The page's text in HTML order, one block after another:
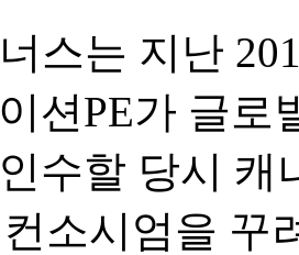
스는 지난
션PE가 글로
수할 당시
컨소시엄을